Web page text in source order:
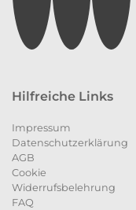
Hilfreiche Links
Impressum
Datenschutzerklärung
AGB
Cookie
Widerrufsbelehrung
FAQ